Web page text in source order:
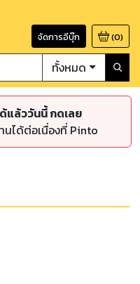
จัดการอีบุ๊ก (0)
ทั้งหมด
แล้ววันนี้ กดเลย
นได้ต่อเนื่องที่ Pinto